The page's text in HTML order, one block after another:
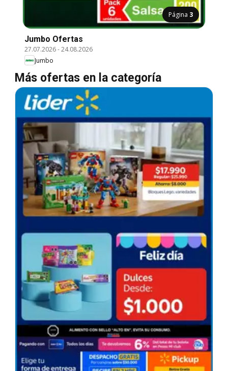
Página 3
Jumbo Ofertas
27.07.2026-24.08.2026
Jumbo
Más ofertas en la categoría